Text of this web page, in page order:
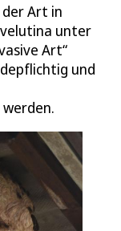
Art in
unter
Art“
und